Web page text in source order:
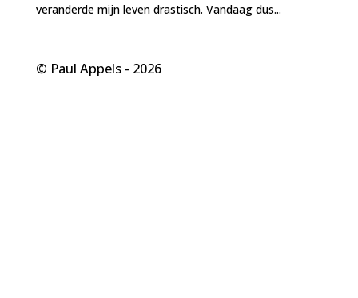
veranderde mijn leven drastisch. Vandaag dus...
© Paul Appels - 2026